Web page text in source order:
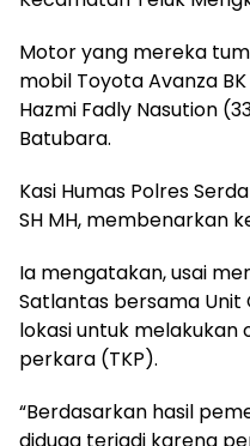
Motor yang mereka
mobil Toyota Avanza
Hazmi Fadly Nasution
Batubara.
Kasi Humas Polres
SH MH, membenarkan
Ia mengatakan, usai
Satlantas bersama Unit
lokasi untuk
perkara (TKP).
“Berdasarkan hasil